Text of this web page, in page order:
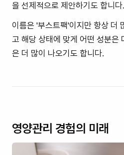
을 선제적으로 제안하기도 합니다.
이름은 '부스트팩'이지만 항상 더
고 해당 상태에 맞게 어떤 성분은
은 더 많이 나오기도 합니다.
영양관리 경험의 미래